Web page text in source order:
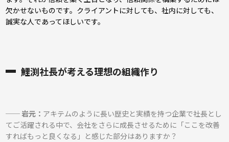
欠かせないものです。クライアントに対しても、社内に対しても、
誠実な人であってほしいです。
鯉渕社長が考える理想の組織作り
── 岩元： アキテムのように長い歴史と実績を持つ企業で社長とし
てご活躍される中で、会社をさらに成長させるために「ここを改善
すればもっと良くなる」と感じた部分はありますか？